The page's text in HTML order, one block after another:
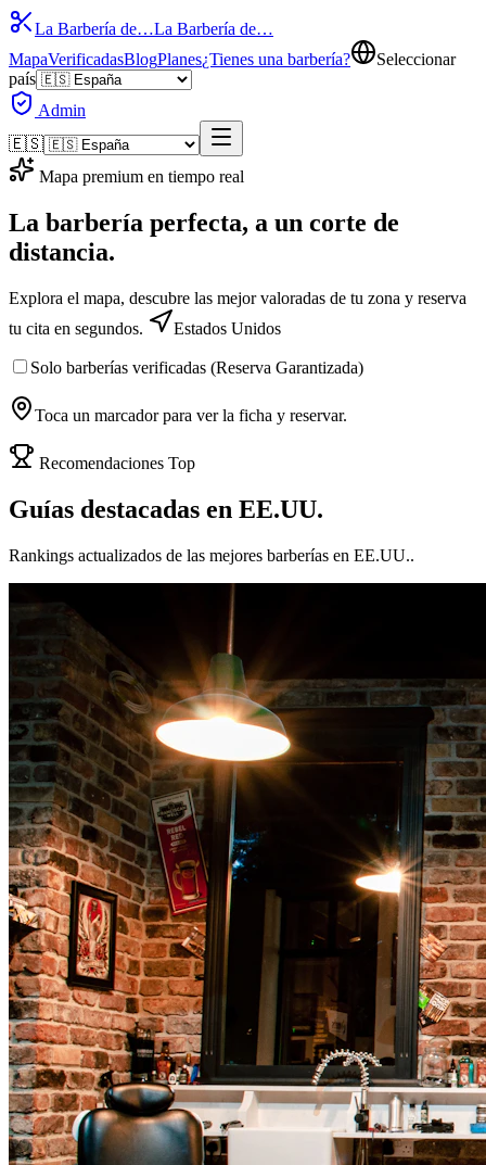
La Barbería de…La Barbería de…
MapaVerificadasBlogPlanes¿Tienes una barbería?
Seleccionar
país
Admin
🇪🇸
Mapa premium en tiempo real
La barbería perfecta, a un corte de
distancia.
Explora el mapa, descubre las mejor valoradas de tu zona y reserva
tu cita en segundos.
Estados Unidos
Solo barberías verificadas (Reserva Garantizada)
Toca un marcador para ver la ficha y reservar.
Recomendaciones Top
Guías destacadas en EE.UU.
Rankings actualizados de las mejores barberías en EE.UU..